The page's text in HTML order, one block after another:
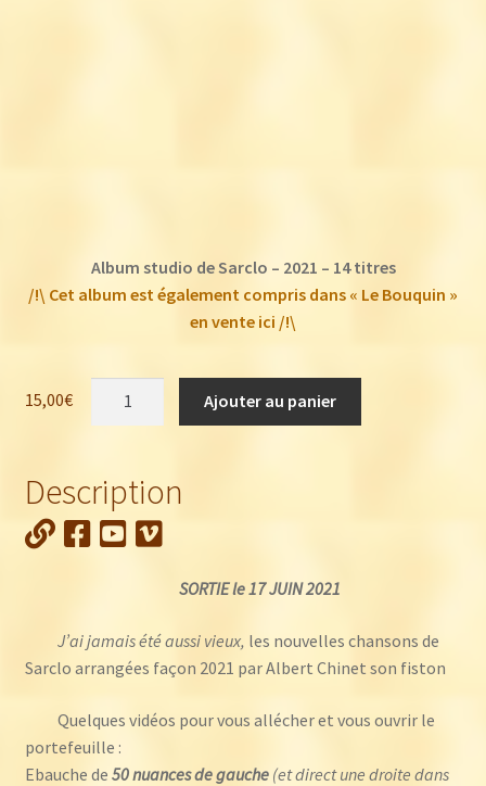
Album studio de Sarclo – 2021 – 14 titres
/!\ Cet album est également compris dans « Le Bouquin »
en vente ici /!\
15,00€
J'ai
jamais
été
Ajouter au panier
Description
SORTIE le 17 JUIN 2021
J’ai jamais été aussi vieux, les nouvelles chansons de
Sarclo arrangées façon 2021 par Albert Chinet son fiston
Quelques vidéos pour vous allécher et vous ouvrir le
portefeuille :
Ebauche de 50 nuances de gauche(et direct une droite dans